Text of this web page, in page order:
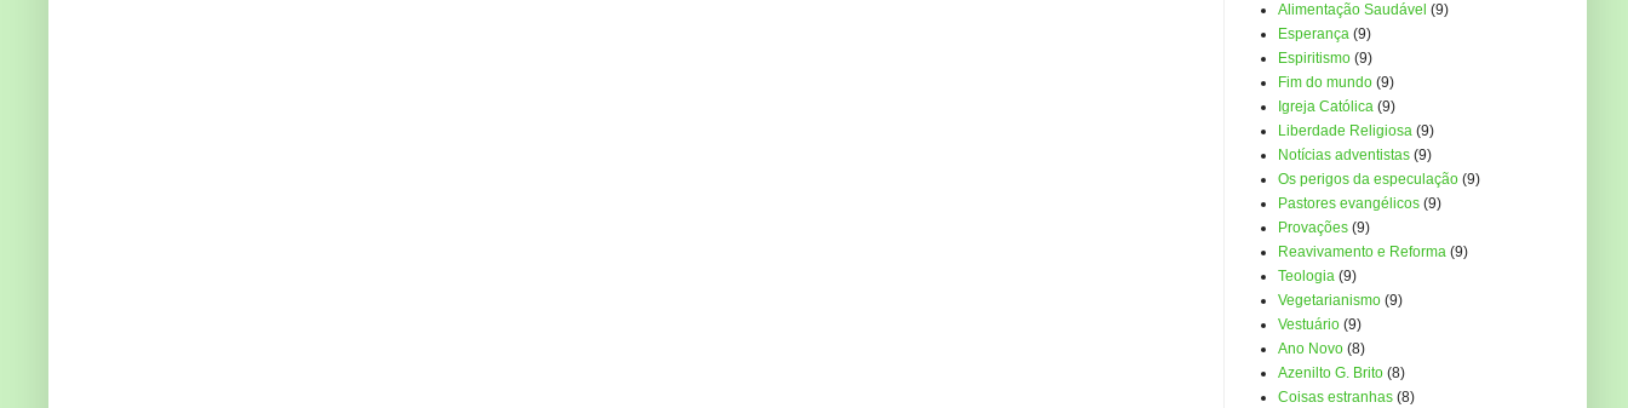
Alimentação Saudável (9)
Esperança (9)
Espiritismo (9)
Fim do mundo (9)
Igreja Católica (9)
Liberdade Religiosa (9)
Notícias adventistas (9)
Os perigos da especulação (9)
Pastores evangélicos (9)
Provações (9)
Reavivamento e Reforma (9)
Teologia (9)
Vegetarianismo (9)
Vestuário (9)
Ano Novo (8)
Azenilto G. Brito (8)
Coisas estranhas (8)